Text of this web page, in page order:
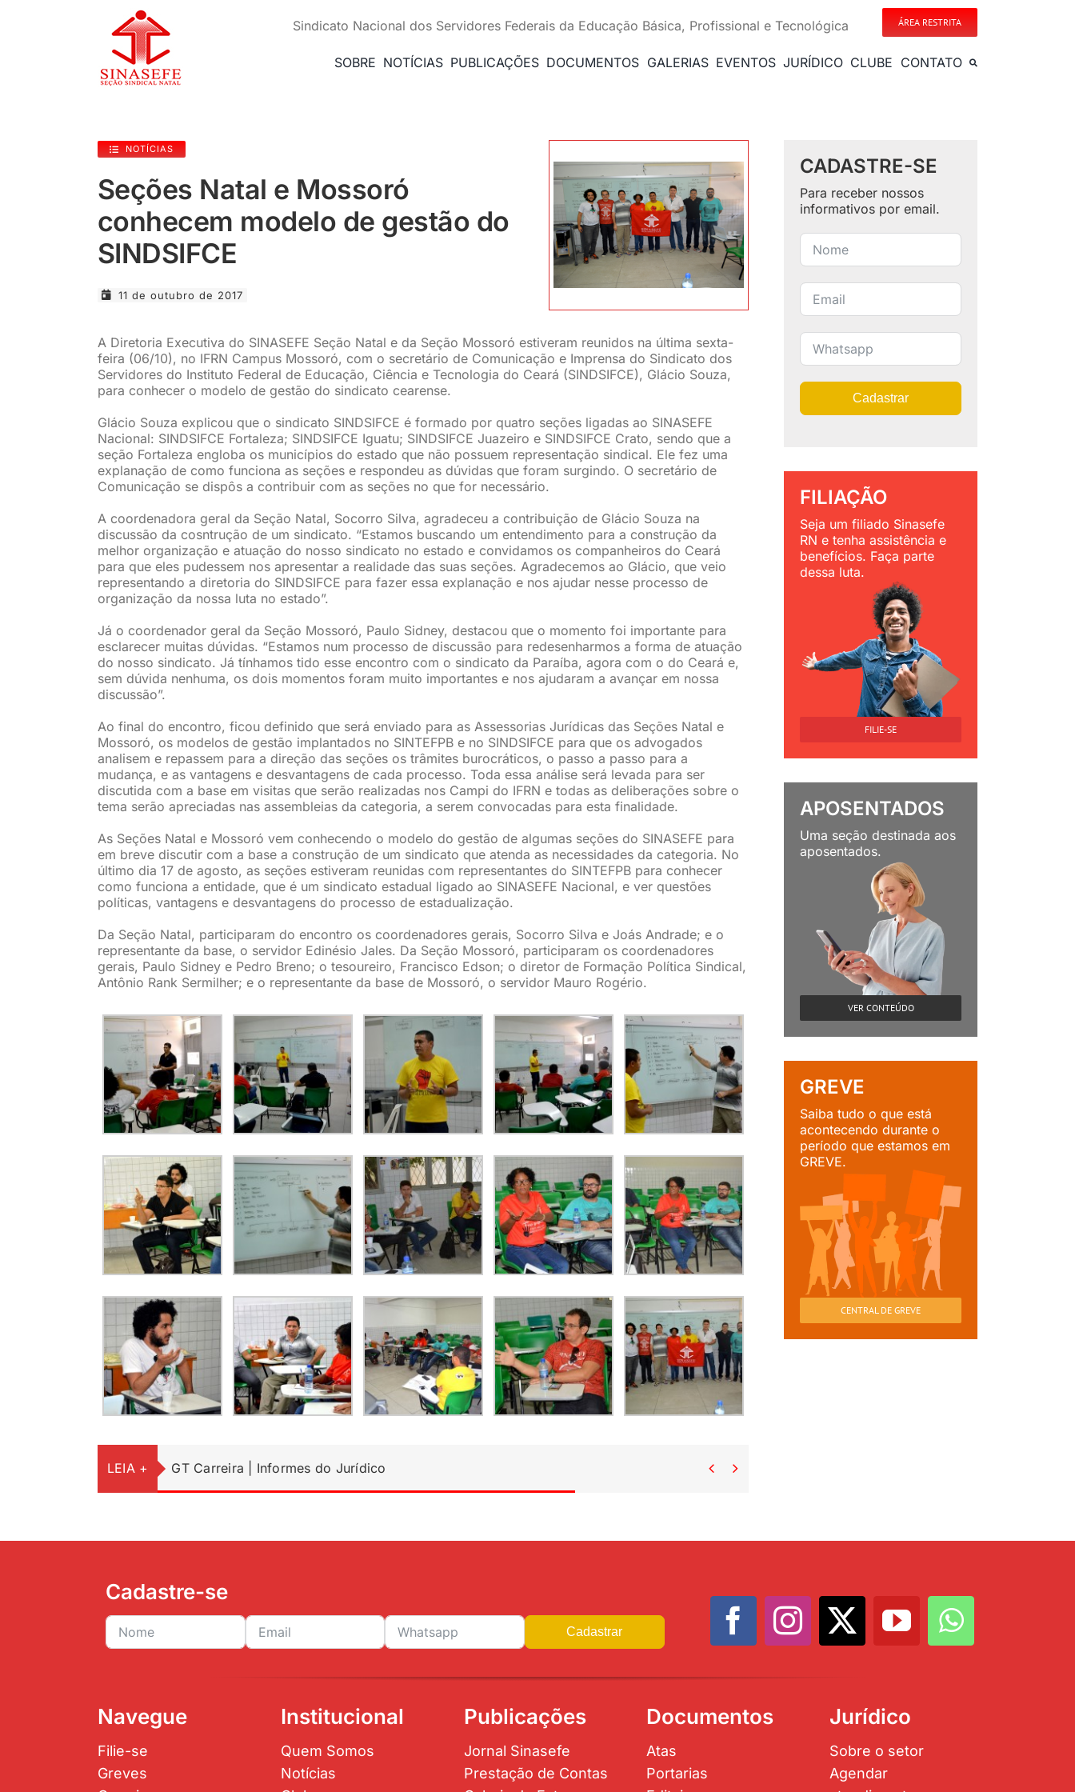
Sindicato Nacional dos Servidores Federais da Educação Básica, Profissional e Tecnológica ÁREA RESTRITA
SOBRE NOTÍCIAS PUBLICAÇÕES DOCUMENTOS GALERIAS EVENTOS JURÍDICO CLUBE CONTATO
NOTÍCIAS
Seções Natal e Mossoró
conhecem modelo de gestão do
SINDSIFCE
11 de outubro de 2017
A Diretoria Executiva do SINASEFE Seção Natal e da Seção Mossoró estiveram reunidos na última sexta-
feira (06/10), no IFRN Campus Mossoró, com o secretário de Comunicação e Imprensa do Sindicato dos
Servidores do Instituto Federal de Educação, Ciência e Tecnologia do Ceará (SINDSIFCE), Glácio Souza,
para conhecer o modelo de gestão do sindicato cearense.
Glácio Souza explicou que o sindicato SINDSIFCE é formado por quatro seções ligadas ao SINASEFE
Nacional: SINDSIFCE Fortaleza; SINDSIFCE Iguatu; SINDSIFCE Juazeiro e SINDSIFCE Crato, sendo que a
seção Fortaleza engloba os municípios do estado que não possuem representação sindical. Ele fez uma
explanação de como funciona as seções e respondeu as dúvidas que foram surgindo. O secretário de
Comunicação se dispôs a contribuir com as seções no que for necessário.
A coordenadora geral da Seção Natal, Socorro Silva, agradeceu a contribuição de Glácio Souza na
discussão da cosntrução de um sindicato. “Estamos buscando um entendimento para a construção da
melhor organização e atuação do nosso sindicato no estado e convidamos os companheiros do Ceará
para que eles pudessem nos apresentar a realidade das suas seções. Agradecemos ao Glácio, que veio
representando a diretoria do SINDSIFCE para fazer essa explanação e nos ajudar nesse processo de
organização da nossa luta no estado”.
Já o coordenador geral da Seção Mossoró, Paulo Sidney, destacou que o momento foi importante para
esclarecer muitas dúvidas. “Estamos num processo de discussão para redesenharmos a forma de atuação
do nosso sindicato. Já tínhamos tido esse encontro com o sindicato da Paraíba, agora com o do Ceará e,
sem dúvida nenhuma, os dois momentos foram muito importantes e nos ajudaram a avançar em nossa
discussão”.
Ao final do encontro, ficou definido que será enviado para as Assessorias Jurídicas das Seções Natal e
Mossoró, os modelos de gestão implantados no SINTEFPB e no SINDSIFCE para que os advogados
analisem e repassem para a direção das seções os trâmites burocráticos, o passo a passo para a
mudança, e as vantagens e desvantagens de cada processo. Toda essa análise será levada para ser
discutida com a base em visitas que serão realizadas nos Campi do IFRN e todas as deliberações sobre o
tema serão apreciadas nas assembleias da categoria, a serem convocadas para esta finalidade.
As Seções Natal e Mossoró vem conhecendo o modelo do gestão de algumas seções do SINASEFE para
em breve discutir com a base a construção de um sindicato que atenda as necessidades da categoria. No
último dia 17 de agosto, as seções estiveram reunidas com representantes do SINTEFPB para conhecer
como funciona a entidade, que é um sindicato estadual ligado ao SINASEFE Nacional, e ver questões
políticas, vantagens e desvantagens do processo de estadualização.
Da Seção Natal, participaram do encontro os coordenadores gerais, Socorro Silva e Joás Andrade; e o
representante da base, o servidor Edinésio Jales. Da Seção Mossoró, participaram os coordenadores
gerais, Paulo Sidney e Pedro Breno; o tesoureiro, Francisco Edson; o diretor de Formação Política Sindical,
Antônio Rank Sermilher; e o representante da base de Mossoró, o servidor Mauro Rogério.
LEIA + GT Carreira | Informes do Jurídico  
CADASTRE-SE
Para receber nossos
informativos por email.
Cadastrar
FILIAÇÃO
Seja um filiado Sinasefe
RN e tenha assistência e
benefícios. Faça parte
dessa luta.
FILIE-SE
APOSENTADOS
Uma seção destinada aos
aposentados.
VER CONTEÚDO
GREVE
Saiba tudo o que está
acontecendo durante o
período que estamos em
GREVE.
CENTRAL DE GREVE
Cadastre-se
Cadastrar
Navegue
Filie-se
Greves
Institucional
Quem Somos
Notícias
Publicações
Jornal Sinasefe
Prestação de Contas
Documentos
Atas
Portarias
Jurídico
Sobre o setor
Agendar